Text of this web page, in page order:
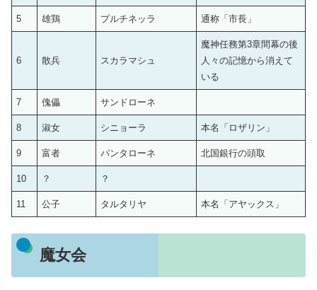
5 雄鶏 プルチネッラ 通称「市長」
6 散兵 スカラマシュ
魔神任務第3章間幕の後
人々の記憶から消えて
いる
7 傀儡 サンドローネ
8 淑女 シニョーラ 本名「ロザリン」
9 富者 パンタローネ 北国銀行の頭取
10 ？ ？
11 公子 タルタリヤ 本名「アヤックス」
魔女会